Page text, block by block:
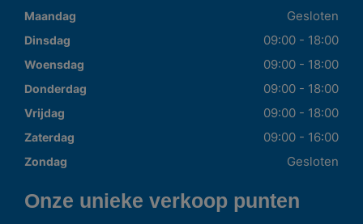
Maandag Gesloten
Dinsdag 09:00 - 18:00
Woensdag 09:00 - 18:00
Donderdag 09:00 - 18:00
Vrijdag 09:00 - 18:00
Zaterdag 09:00 - 16:00
Zondag Gesloten
Onze unieke verkoop punten